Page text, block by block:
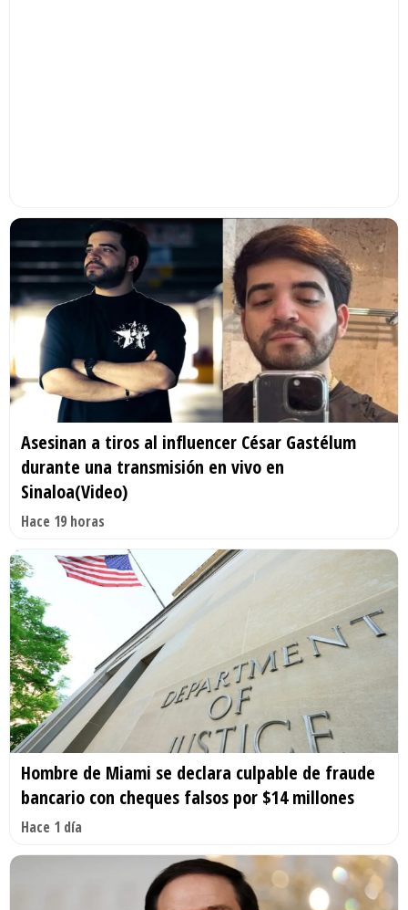
Asesinan a tiros al influencer César Gastélum
durante una transmisión en vivo en
Sinaloa(Video)
Hace 19 horas
Hombre de Miami se declara culpable de fraude
bancario con cheques falsos por $14 millones
Hace 1 día